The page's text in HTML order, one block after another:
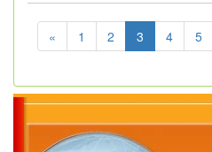
« 1 2 3 4 5